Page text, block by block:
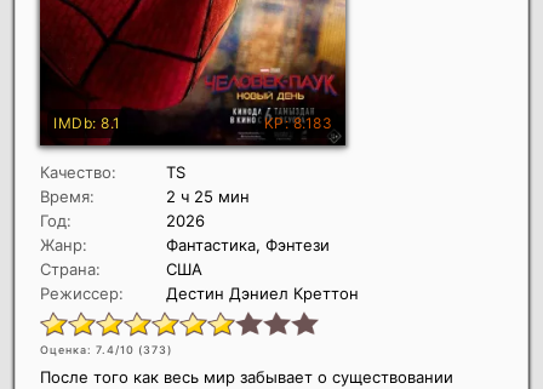
Качество:
TS
Время:
2 ч 25 мин
Год:
2026
Жанр:
Фантастика, Фэнтези
Страна:
США
Режиссер:
Дестин Дэниел Креттон
Оценка: 7.4/10 (373)
После того как весь мир забывает о существовании